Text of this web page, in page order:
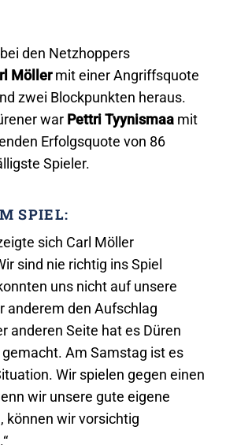
den Netzhoppers
Möllermit einer Angriffsquote
zwei Blockpunkten heraus.
war Pettri Tyynismaamit
Erfolgsquote von 86
Spieler.
SPIEL:
sich Carl Möller
sind nie richtig ins Spiel
uns nicht auf unsere
anderem den Aufschlag
anderen Seite hat es Düren
Am Samstag ist es
Wir spielen gegen einen
wir unsere gute eigene
können wir vorsichtig